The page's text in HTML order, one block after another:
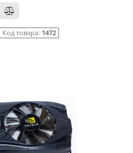
Код товара: 1472